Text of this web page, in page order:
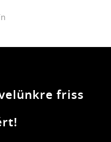
friss